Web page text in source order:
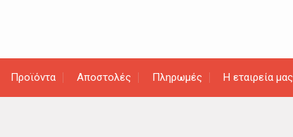
Προϊόντα Αποστολές Πληρωμές Η εταιρεία μας